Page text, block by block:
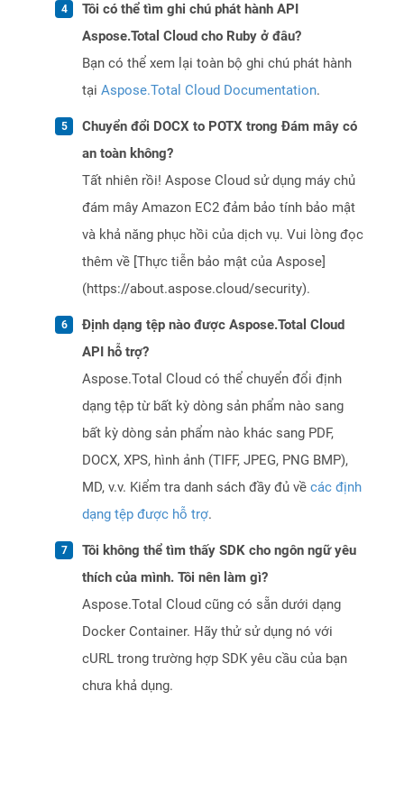
Tôi có thể tìm ghi chú phát hành API
Aspose.Total Cloud cho Ruby ở đâu?
Bạn có thể xem lại toàn bộ ghi chú phát hành
tại Aspose.Total Cloud Documentation.
Chuyển đổi DOCX to POTX trong Đám mây có
an toàn không?
Tất nhiên rồi! Aspose Cloud sử dụng máy chủ
đám mây Amazon EC2 đảm bảo tính bảo mật
và khả năng phục hồi của dịch vụ. Vui lòng đọc
thêm về [Thực tiễn bảo mật của Aspose]
(https://about.aspose.cloud/security).
Định dạng tệp nào được Aspose.Total Cloud
API hỗ trợ?
Aspose.Total Cloud có thể chuyển đổi định
dạng tệp từ bất kỳ dòng sản phẩm nào sang
bất kỳ dòng sản phẩm nào khác sang PDF,
DOCX, XPS, hình ảnh (TIFF, JPEG, PNG BMP),
MD, v.v. Kiểm tra danh sách đầy đủ về các định
dạng tệp được hỗ trợ.
Tôi không thể tìm thấy SDK cho ngôn ngữ yêu
thích của mình. Tôi nên làm gì?
Aspose.Total Cloud cũng có sẵn dưới dạng
Docker Container. Hãy thử sử dụng nó với
cURL trong trường hợp SDK yêu cầu của bạn
chưa khả dụng.